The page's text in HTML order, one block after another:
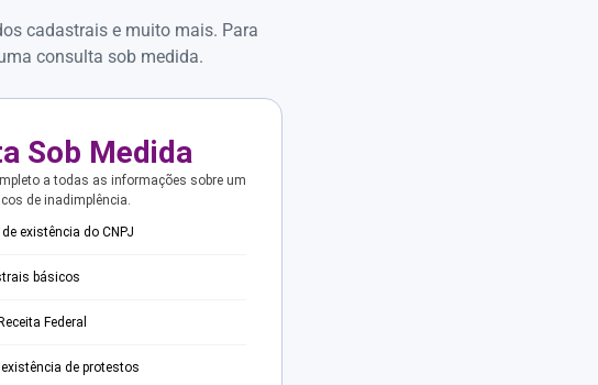
cadastrais e muito mais. Para
consulta sob medida.
Sob Medida
a todas as informações sobre um
de inadimplência.
existência do CNPJ
básicos
Federal
de protestos